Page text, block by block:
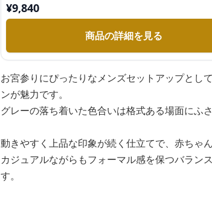
¥9,840
商品の詳細を見る
お宮参りにぴったりなメンズセットアップとし
ンが魅力です。
グレーの落ち着いた色合いは格式ある場面にふ
動きやすく上品な印象が続く仕立てで、赤ちゃ
カジュアルながらもフォーマル感を保つバラン
す。